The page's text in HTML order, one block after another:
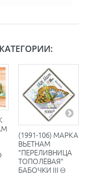
(1991-106) МАРКА
ВЬЕТНАМ
"ПЕРЕЛИВНИЦА
ТОПОЛЁВАЯ"
БАБОЧКИ III Θ